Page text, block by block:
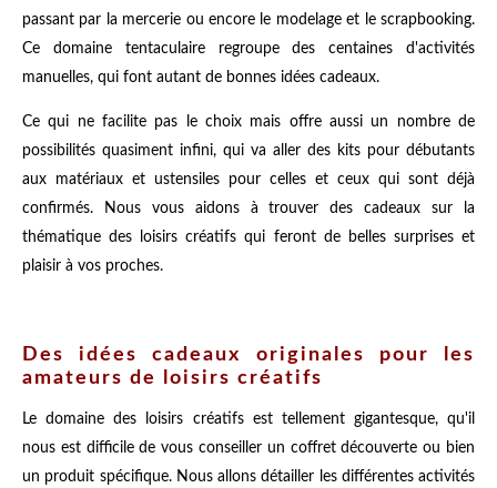
passant par la mercerie ou encore le modelage et le scrapbooking.
Ce domaine tentaculaire regroupe des centaines d'activités
manuelles, qui font autant de bonnes idées cadeaux.
Ce qui ne facilite pas le choix mais offre aussi un nombre de
possibilités quasiment infini, qui va aller des kits pour débutants
aux matériaux et ustensiles pour celles et ceux qui sont déjà
confirmés. Nous vous aidons à trouver des cadeaux sur la
thématique des loisirs créatifs qui feront de belles surprises et
plaisir à vos proches.
Des idées cadeaux originales pour les
amateurs de loisirs créatifs
Le domaine des loisirs créatifs est tellement gigantesque, qu'il
nous est difficile de vous conseiller un coffret découverte ou bien
un produit spécifique. Nous allons détailler les différentes activités